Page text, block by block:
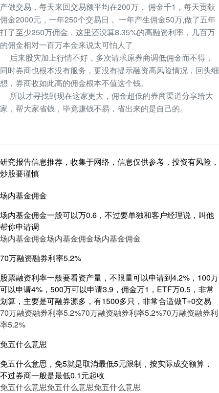
产做交易，每天来回交易额平均在200万， 佣金千1，每天贡献
佣金2000元，一年250个交易日， 一年产生佣金50万,做了五年
打了至少250万佣金，这里还没算8.35%的高融资利率，几百万
的佣金相对一百万本金来说太可怕人了
后来股灾加上行情不好，多次请求原券商调低佣金而不得，
同时券商也根本没有服务，更没有提示融资高风险情况，回头细
想，券商收如此高的佣金根本不值这个钱。
所以才寻找到现在这家更大，佣金超低的券商渠道分享给大
家，帮大家省钱，毕竟赚钱不易，省出来的是自己的。
研究报告信息推荐，收集于网络，信息仅供参考，投资有风险，
炒股要谨慎
场内基金佣金
场内基金佣金一般可以万0.6，不过要单独和客户经理说，叫他
帮你申请调
场内基金佣金场内基金佣金场内基金佣金
70万融资融券利率5.2%
股票融资利率一般要看资产量，不限量可以申请到4.2%，100万
可以申请4%，500万可以申请3.9，佣金万1，ETF万0.5，非常
划算，主要是可融券源多，有1500多只，非常合适做T+0交易
70万融资融券利率5.2%70万融资融券利率5.2%70万融资融券利
率5.2%
免五什么意思
免五什么意思，免5就是取消最低5元限制，按实际成交额算，
不过券商一般是最低0.1元起收
免五什么意思免五什么意思免五什么意思